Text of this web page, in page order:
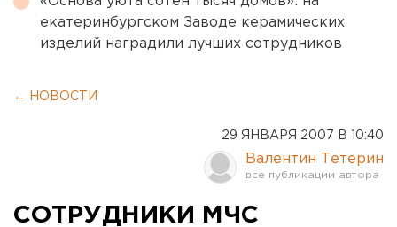
екатеринбургском Заводе керамических
изделий наградили лучших сотрудников
← НОВОСТИ
29 ЯНВАРЯ 2007 В 10:40
Валентин Тетерин
СОТРУДНИКИ МЧС